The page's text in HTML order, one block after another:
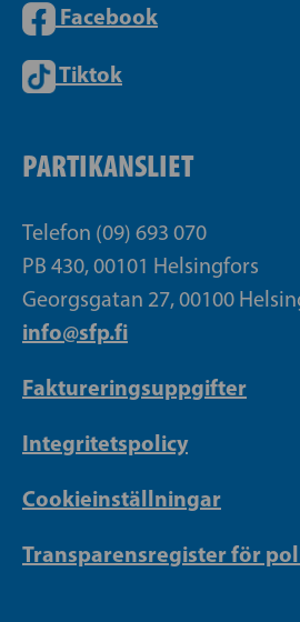
Facebook
Tiktok
PARTIKANSLIET
Telefon (09) 693 070
PB 430, 00101 Helsingfors
Georgsgatan 27, 00100
info@sfp.fi
Faktureringsuppgifter
Integritetspolicy
Cookieinställningar
Transparensregister för